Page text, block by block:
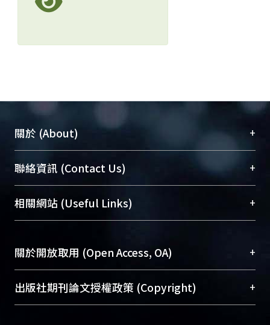
關於 (About) +
臺大位居世界頂尖大學之列，為永久珍藏及向國際
展現本校豐碩的研究成果及學術能量，圖書館整合
機構典藏（NTUR）與學術庫（AH）不同功能平
台，成為臺大學術典藏NTU scholars。期能整合研
成果。
To permanently archive and promote researcher
profiles and scholarly works, Library integrates the
services of “NTU Repository” with “Academic
聯絡資訊 (Contact Us) +
總館學科館員(Main Library)
醫學圖書館學科館員(Medical Library)
Sciences Library)
相關網站 (Useful Links) +
關於開放取用 (Open Access, OA) +
開放取用是從使用者角度提升資訊取用性的社會運
動，應用在學術研究上是透過將研究著作公開供使
出版社期刊論文授權政策 (Copyright) +